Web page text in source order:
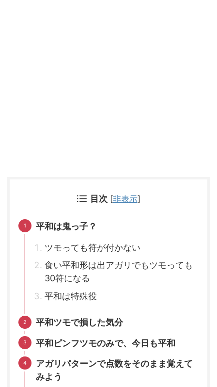
目次 [非表示]
平和は鬼っ子？
ツモっても符が付かない
食い平和形は出アガリでもツモっても
30符になる
平和は特殊役
平和ツモで損した気分
平和ピンフツモのみで、今日も平和
アガリパターンで点数をそのまま覚えて
みよう